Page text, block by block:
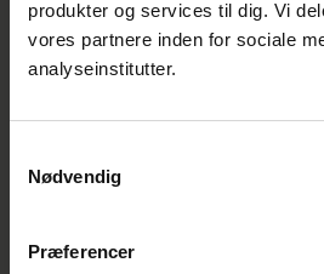
produkter og services til dig. Vi
vores partnere inden for sociale
analyseinstitutter.
Nødvendig
Præferencer
produkter til lavere priser
også lavere kvalitet. Med
kvalitetssikrede
kigge specifikt efter
til standarden. Dermed vil
producenter stå bedre, da
produkter allerede lever op